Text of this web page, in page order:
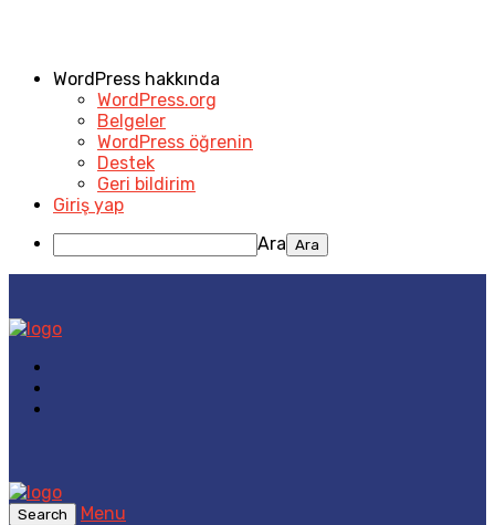
WordPress hakkında
WordPress.org
Belgeler
WordPress öğrenin
Destek
Geri bildirim
Giriş yap
Ara
Search
Menu